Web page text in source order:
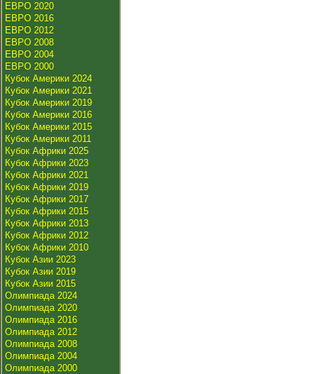
ЕВРО 2020
ЕВРО 2016
ЕВРО 2012
ЕВРО 2008
ЕВРО 2004
ЕВРО 2000
Кубок Америки 2024
Кубок Америки 2021
Кубок Америки 2019
Кубок Америки 2016
Кубок Америки 2015
Кубок Америки 2011
Кубок Африки 2025
Кубок Африки 2023
Кубок Африки 2021
Кубок Африки 2019
Кубок Африки 2017
Кубок Африки 2015
Кубок Африки 2013
Кубок Африки 2012
Кубок Африки 2010
Кубок Азии 2023
Кубок Азии 2019
Кубок Азии 2015
Олимпиада 2024
Олимпиада 2020
Олимпиада 2016
Олимпиада 2012
Олимпиада 2008
Олимпиада 2004
Олимпиада 2000